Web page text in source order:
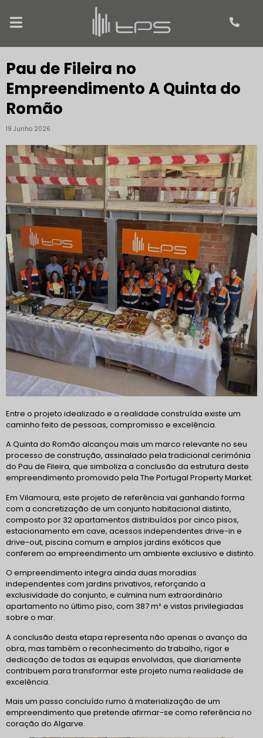
Pau de Fileira no
Empreendimento A Quinta do
Romão
19 Junho 2026
Entre o projeto idealizado e a realidade construída existe um
caminho feito de pessoas, compromisso e excelência.
A Quinta do Romão alcançou mais um marco relevante no seu
processo de construção, assinalado pela tradicional cerimónia
do Pau de Fileira, que simboliza a conclusão da estrutura deste
empreendimento promovido pela The Portugal Property Market.
Em Vilamoura, este projeto de referência vai ganhando forma
com a concretização de um conjunto habitacional distinto,
composto por 32 apartamentos distribuídos por cinco pisos,
estacionamento em cave, acessos independentes drive-in e
drive-out, piscina comum e amplos jardins exóticos que
conferem ao empreendimento um ambiente exclusivo e distinto.
O empreendimento integra ainda duas moradias
independentes com jardins privativos, reforçando a
exclusividade do conjunto, e culmina num extraordinário
apartamento no último piso, com 387 m² e vistas privilegiadas
sobre o mar.
A conclusão desta etapa representa não apenas o avanço da
obra, mas também o reconhecimento do trabalho, rigor e
dedicação de todas as equipas envolvidas, que diariamente
contribuem para transformar este projeto numa realidade de
excelência.
Mais um passo concluído rumo à materialização de um
empreendimento que pretende afirmar-se como referência no
coração do Algarve.